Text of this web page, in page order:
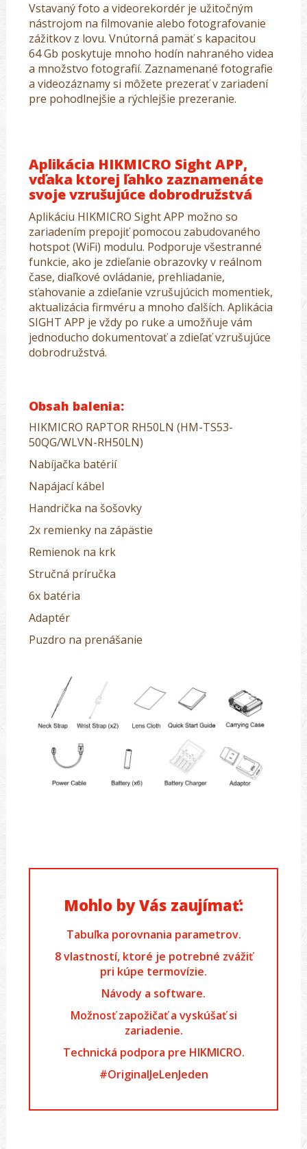
Vstavaný foto a videorekordér je užitočným
nástrojom na filmovanie alebo fotografovanie
zážitkov z lovu. Vnútorná pamäť s kapacitou
64 Gb poskytuje mnoho hodín nahraného videa
a množstvo fotografií. Zaznamenané fotografie
a videozáznamy si môžete prezerať v zariadení
pre pohodlnejšie a rýchlejšie prezeranie.
Aplikácia HIKMICRO Sight APP,
vďaka ktorej ľahko zaznamenáte
svoje vzrušujúce dobrodružstvá
Aplikáciu HIKMICRO Sight APP možno so
zariadením prepojiť pomocou zabudovaného
hotspot (WiFi) modulu. Podporuje všestranné
funkcie, ako je zdieľanie obrazovky v reálnom
čase, diaľkové ovládanie, prehliadanie,
sťahovanie a zdieľanie vzrušujúcich momentiek,
aktualizácia firmvéru a mnoho ďalších. Aplikácia
SIGHT APP je vždy po ruke a umožňuje vám
jednoducho dokumentovať a zdieľať vzrušujúce
dobrodružstvá.
Obsah balenia:
HIKMICRO RAPTOR RH50LN (HM-TS53-
50QG/WLVN-RH50LN)
Nabíjačka batérií
Napájací kábel
Handrička na šošovky
2x remienky na zápästie
Remienok na krk
Stručná príručka
6x batéria
Adaptér
Puzdro na prenášanie
Mohlo by Vás zaujímať:
Tabuľka porovnania parametrov.
8 vlastností, ktoré je potrebné zvážiť
pri kúpe termovízie.
Návody a software.
Možnosť zapožičať a vyskúšať si
zariadenie.
Technická podpora pre HIKMICRO.
#OriginalJeLenJeden